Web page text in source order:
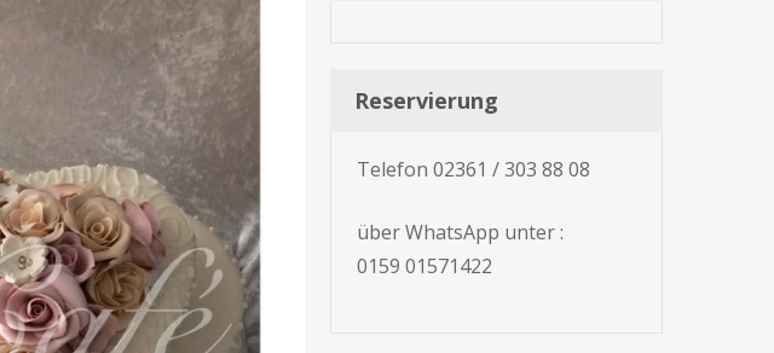
Reservierung
Telefon 02361 / 303 88 08
über WhatsApp unter :
0159 01571422